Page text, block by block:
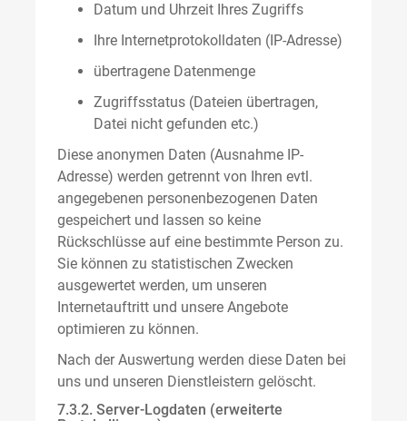
Datum und Uhrzeit Ihres Zugriffs
Ihre Internetprotokolldaten (IP-Adresse)
übertragene Datenmenge
Zugriffsstatus (Dateien übertragen,
Datei nicht gefunden etc.)
Diese anonymen Daten (Ausnahme IP-
Adresse) werden getrennt von Ihren evtl.
angegebenen personenbezogenen Daten
gespeichert und lassen so keine
Rückschlüsse auf eine bestimmte Person zu.
Sie können zu statistischen Zwecken
ausgewertet werden, um unseren
Internetauftritt und unsere Angebote
optimieren zu können.
Nach der Auswertung werden diese Daten bei
uns und unseren Dienstleistern gelöscht.
7.3.2. Server-Logdaten (erweiterte